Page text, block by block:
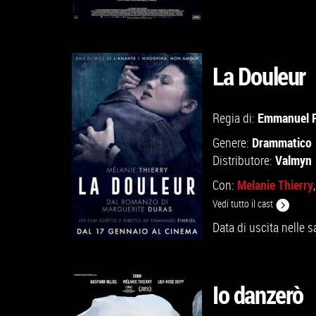
GUARDA IL TRAILER
VAI ALLA SCHEDA
La Douleur
Regia di: Emmanuel
Genere: Drammatico
Distributore: Valmyn
Con: Melanie Thierry,
Vedi tutto il cast
Data di uscita nelle
Io danzerò